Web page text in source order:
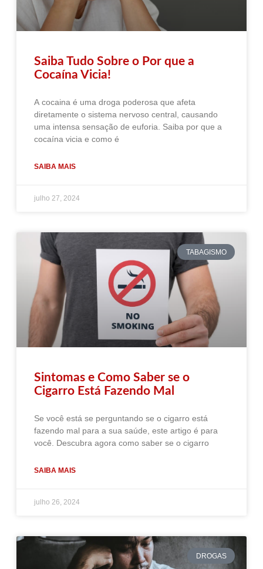
Saiba Tudo Sobre o Por que a
Cocaína Vicia!
A cocaina é uma droga poderosa que afeta
diretamente o sistema nervoso central, causando
uma intensa sensação de euforia. Saiba por que a
cocaína vicia e como é
SAIBA MAIS
julho 27, 2024
TABAGISMO
Sintomas e Como Saber se o
Cigarro Está Fazendo Mal
Se você está se perguntando se o cigarro está
fazendo mal para a sua saúde, este artigo é para
você. Descubra agora como saber se o cigarro
SAIBA MAIS
julho 26, 2024
DROGAS